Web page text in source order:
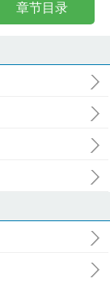
章节目录